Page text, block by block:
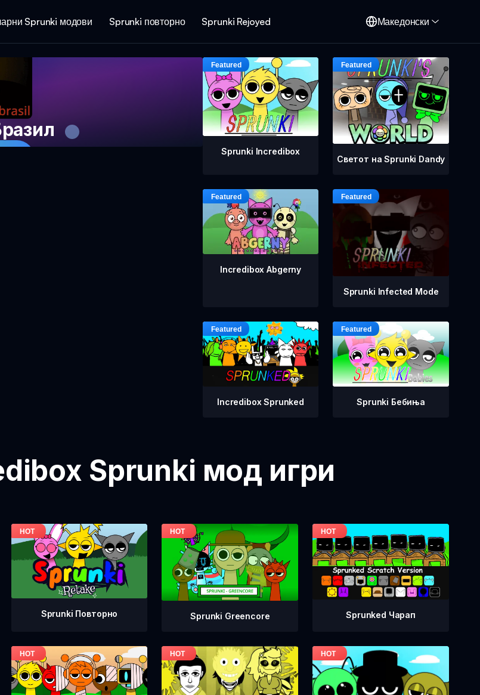
Sprunki модови Sprunki повторно Sprunki Rejoyed Македонски
Sprunki Incredibox
Светот на Sprunki Dandy
Incredibox Abgerny
Sprunki Infected Mode
Incredibox Sprunked Sprunki Бебиња
Sprunki мод игри
Sprunki Повторно Sprunki Greencore Sprunked Чарап